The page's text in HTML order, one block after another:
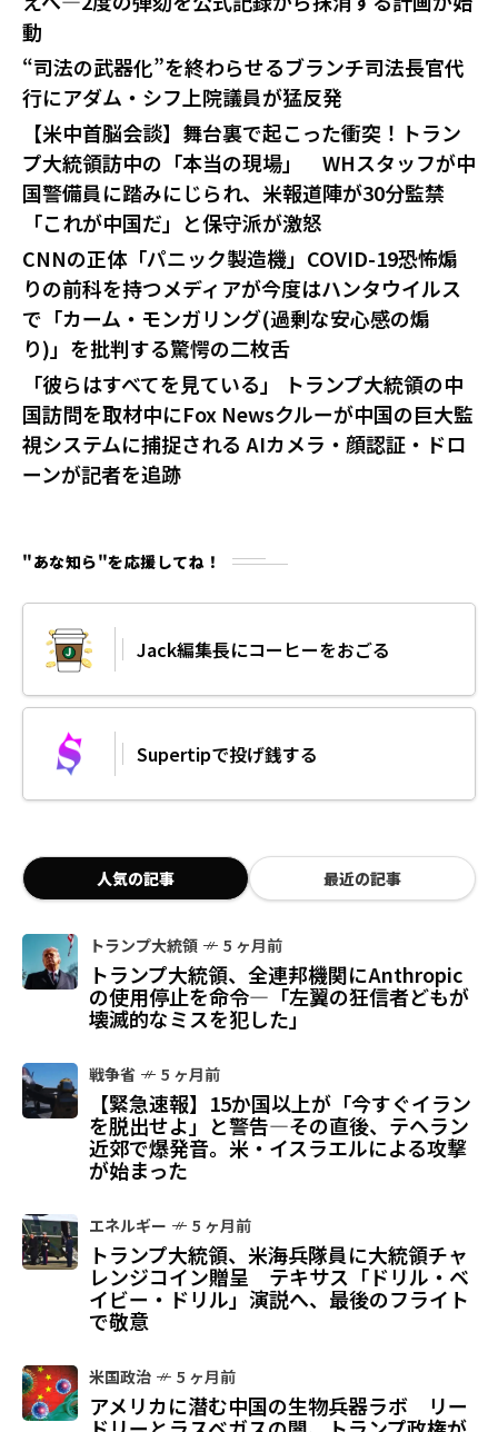
動
“司法の武器化”を終わらせるブランチ司法長官代
行にアダム・シフ上院議員が猛反発
【米中首脳会談】舞台裏で起こった衝突！トラン
プ大統領訪中の「本当の現場」 WHスタッフが中
国警備員に踏みにじられ、米報道陣が30分監禁
「これが中国だ」と保守派が激怒
CNNの正体「パニック製造機」COVID-19恐怖煽
りの前科を持つメディアが今度はハンタウイルス
で「カーム・モンガリング(過剰な安心感の煽
り)」を批判する驚愕の二枚舌
「彼らはすべてを見ている」 トランプ大統領の中
国訪問を取材中にFox Newsクルーが中国の巨大監
視システムに捕捉される AIカメラ・顔認証・ドロ
ーンが記者を追跡
"あな知ら"を応援してね！
Jack編集長にコーヒーをおごる
Supertipで投げ銭する
人気の記事 最近の記事
トランプ大統領 5 ヶ月前
トランプ大統領、全連邦機関にAnthropic
の使用停止を命令—「左翼の狂信者どもが
壊滅的なミスを犯した」
戦争省 5 ヶ月前
【緊急速報】15か国以上が「今すぐイラン
を脱出せよ」と警告—その直後、テヘラン
近郊で爆発音。米・イスラエルによる攻撃
が始まった
エネルギー 5 ヶ月前
トランプ大統領、米海兵隊員に大統領チャ
レンジコイン贈呈 テキサス「ドリル・ベ
イビー・ドリル」演説へ、最後のフライト
で敬意
米国政治 5 ヶ月前
アメリカに潜む中国の生物兵器ラボ リー